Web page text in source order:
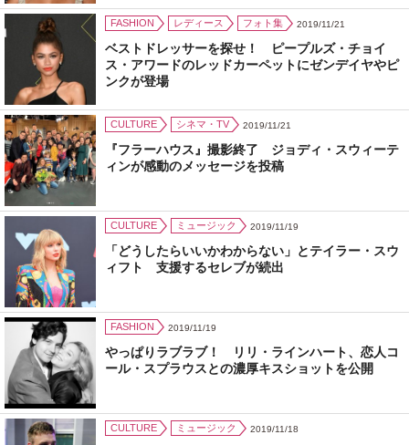
FASHION レディース フォト集 2019/11/21
ベストドレッサーを探せ！ ピープルズ・チョイ
ス・アワードのレッドカーペットにゼンデイヤやピ
ンクが登場
CULTURE シネマ・TV 2019/11/21
『フラーハウス』撮影終了 ジョディ・スウィーテ
ィンが感動のメッセージを投稿
CULTURE ミュージック 2019/11/19
「どうしたらいいかわからない」とテイラー・スウ
ィフト 支援するセレブが続出
FASHION 2019/11/19
やっぱりラブラブ！ リリ・ラインハート、恋人コ
ール・スプラウスとの濃厚キスショットを公開
CULTURE ミュージック 2019/11/18